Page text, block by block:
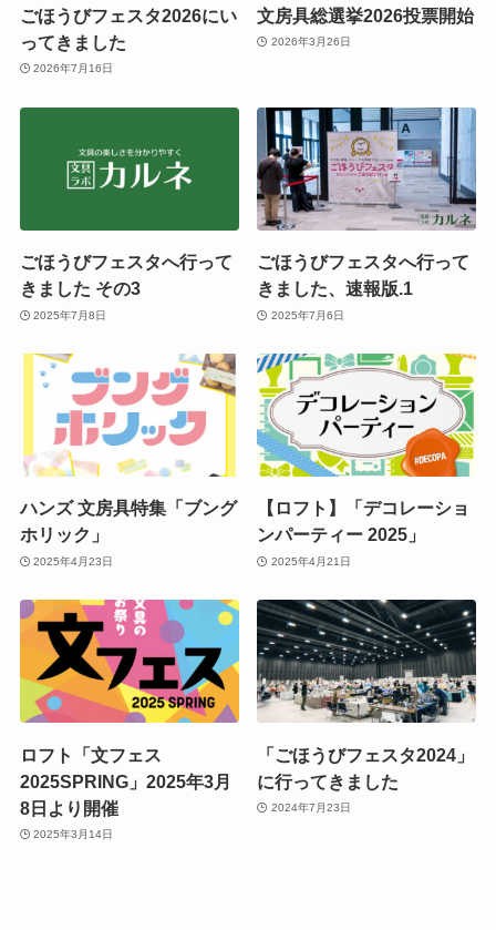
ごほうびフェスタ2026にい
ってきました
2026年7月16日
文房具総選挙2026投票開始
2026年3月26日
ごほうびフェスタへ行って
きました その3
2025年7月8日
ごほうびフェスタへ行って
きました、速報版.1
2025年7月6日
ハンズ 文房具特集「ブング
ホリック」
2025年4月23日
【ロフト】「デコレーショ
ンパーティー 2025」
2025年4月21日
ロフト「文フェス
2025SPRING」2025年3月
8日より開催
2025年3月14日
「ごほうびフェスタ2024」
に行ってきました
2024年7月23日